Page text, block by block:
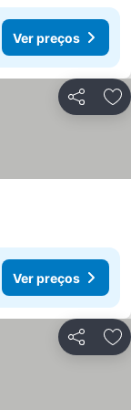
Ver preços
Partilhar
Ver preços
Partilhar